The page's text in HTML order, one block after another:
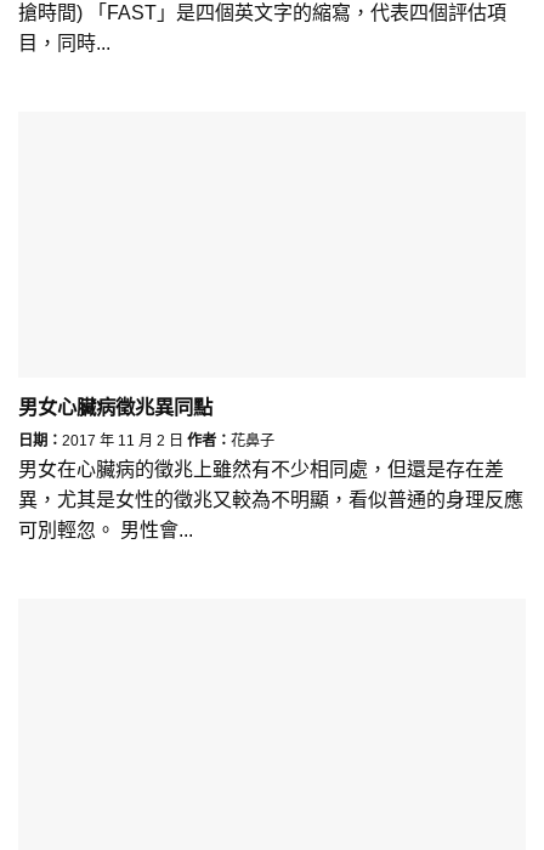
搶時間) 「FAST」是四個英文字的縮寫，代表四個評估項
目，同時...
男女心臟病徵兆異同點
日期： 2017 年 11 月 2 日 作者： 花鼻子
男女在心臟病的徵兆上雖然有不少相同處，但還是存在差
異，尤其是女性的徵兆又較為不明顯，看似普通的身理反應
可別輕忽。 男性會...